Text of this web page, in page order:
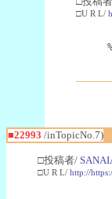
□U R L/
■22993 /inTopicNo.7)
□投稿者/
□U R L/ http://